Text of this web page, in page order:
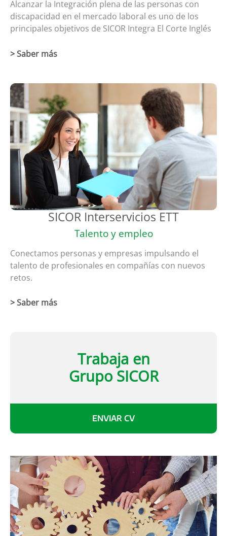
Alcanzar la Integración plena de las personas con
discapacidad en el mercado laboral es uno de los
principales objetivos de SICOR Integra El Corte Inglés
> Saber más
SICOR Interservicios ETT
Talento y empleo
Conectamos personas y empresas impulsando el
talento de profesionales en compañías con nuevos
retos.
> Saber más
Trabaja en
Grupo SICOR
ENVIAR CV